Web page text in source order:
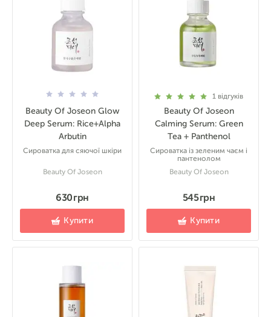
Beauty Of Joseon Glow
Deep Serum: Rice+Alpha
Arbutin
Сироватка для сяючої шкіри
Beauty Of Joseon
630 грн
Купити
1 відгуків
Beauty Of Joseon
Calming Serum: Green
Tea + Panthenol
Сироватка із зеленим чаєм і
пантенолом
Beauty Of Joseon
545 грн
Купити